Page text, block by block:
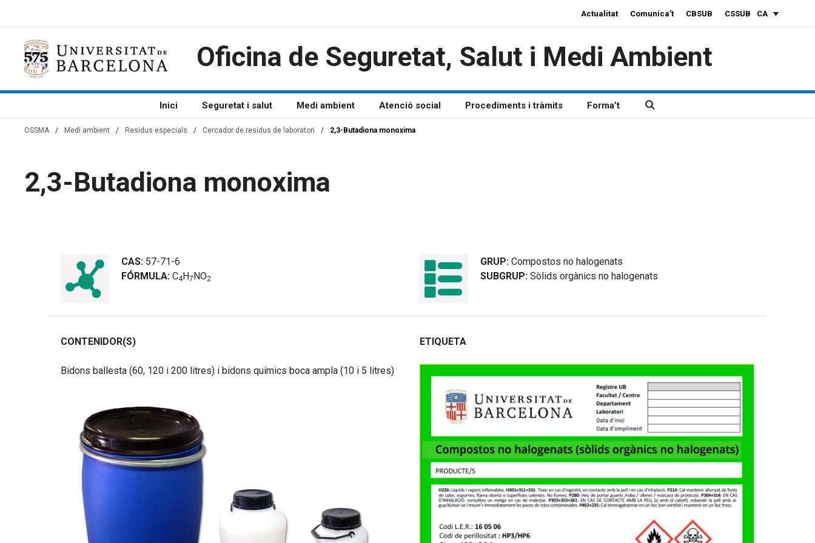
CA
Actualitat Comunica’t CBSUB CSSUB
Oficina de Seguretat, Salut i Medi Ambient
Inici Seguretat i salut Medi ambient Atenció social Procediments i tràmits Forma’t
OSSMA / Medi ambient / Residus especials / Cercador de residus de laboratori / 2,3-Butadiona monoxima
2,3-Butadiona monoxima
CAS: 57-71-6
FÓRMULA: C4 H7 NO2
GRUP: Compostos no halogenats
SUBGRUP: Sòlids orgànics no halogenats
CONTENIDOR(S)
Bidons ballesta (60, 120 i 200 litres) i bidons químics boca ampla (10 i 5 litres)
ETIQUETA